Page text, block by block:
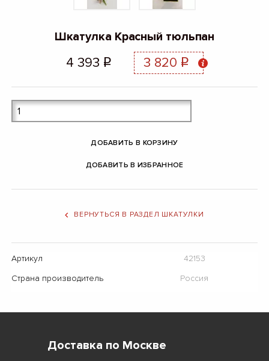
Шкатулка Красный тюльпан
4 393 q 3 820 q
ДОБАВИТЬ В КОРЗИНУ
ДОБАВИТЬ В ИЗБРАННОЕ
ВЕРНУТЬСЯ В РАЗДЕЛ ШКАТУЛКИ
Артикул
42153
Страна производитель
Россия
Доставка по Москве